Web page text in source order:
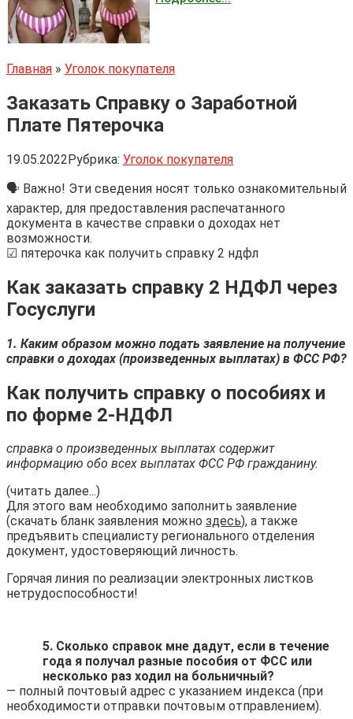
Главная » Уголок покупателя
Заказать Справку о Заработной
Плате Пятерочка
19.05.2022Рубрика: Уголок покупателя
🗣 Важно! Эти сведения носят только ознакомительный
характер, для предоставления распечатанного
документа в качестве справки о доходах нет
возможности.
☑ пятерочка как получить справку 2 ндфл
Как заказать справку 2 НДФЛ через
Госуслуги
1. Каким образом можно подать заявление на получение
справки о доходах (произведенных выплатах) в ФСС РФ?
Как получить справку о пособиях и
по форме 2-НДФЛ
справка о произведенных выплатах содержит
информацию обо всех выплатах ФСС РФ гражданину.
(читать далее...)
Для этого вам необходимо заполнить заявление
(скачать бланк заявления можно здесь), а также
предъявить специалисту регионального отделения
документ, удостоверяющий личность.
Горячая линия по реализации электронных листков
нетрудоспособности!
5. Сколько справок мне дадут, если в течение
года я получал разные пособия от ФСС или
несколько раз ходил на больничный?
— полный почтовый адрес с указанием индекса (при
необходимости отправки почтовым отправлением).